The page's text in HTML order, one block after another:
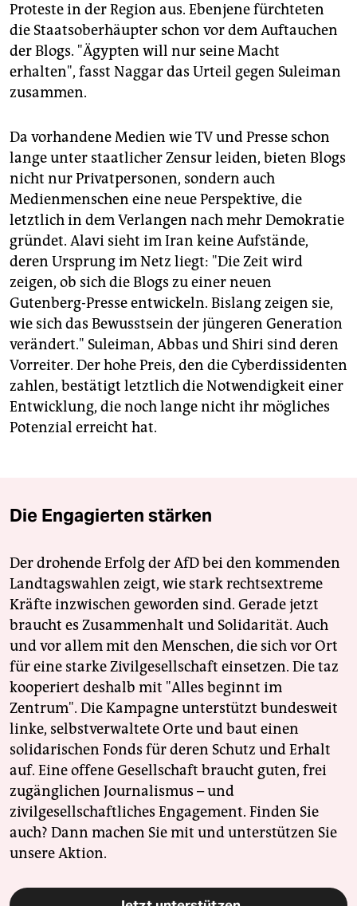
Proteste in der Region aus. Ebenjene fürchteten
die Staatsoberhäupter schon vor dem Auftauchen
der Blogs. "Ägypten will nur seine Macht
erhalten", fasst Naggar das Urteil gegen Suleiman
zusammen.
Da vorhandene Medien wie TV und Presse schon
lange unter staatlicher Zensur leiden, bieten Blogs
nicht nur Privatpersonen, sondern auch
Medienmenschen eine neue Perspektive, die
letztlich in dem Verlangen nach mehr Demokratie
gründet. Alavi sieht im Iran keine Aufstände,
deren Ursprung im Netz liegt: "Die Zeit wird
zeigen, ob sich die Blogs zu einer neuen
Gutenberg-Presse entwickeln. Bislang zeigen sie,
wie sich das Bewusstsein der jüngeren Generation
verändert." Suleiman, Abbas und Shiri sind deren
Vorreiter. Der hohe Preis, den die Cyberdissidenten
zahlen, bestätigt letztlich die Notwendigkeit einer
Entwicklung, die noch lange nicht ihr mögliches
Potenzial erreicht hat.
Die Engagierten stärken
Der drohende Erfolg der AfD bei den kommenden
Landtagswahlen zeigt, wie stark rechtsextreme
Kräfte inzwischen geworden sind. Gerade jetzt
braucht es Zusammenhalt und Solidarität. Auch
und vor allem mit den Menschen, die sich vor Ort
für eine starke Zivilgesellschaft einsetzen. Die taz
kooperiert deshalb mit "Alles beginnt im
Zentrum". Die Kampagne unterstützt bundesweit
linke, selbstverwaltete Orte und baut einen
solidarischen Fonds für deren Schutz und Erhalt
auf. Eine offene Gesellschaft braucht guten, frei
zugänglichen Journalismus – und
zivilgesellschaftliches Engagement. Finden Sie
auch? Dann machen Sie mit und unterstützen Sie
unsere Aktion.